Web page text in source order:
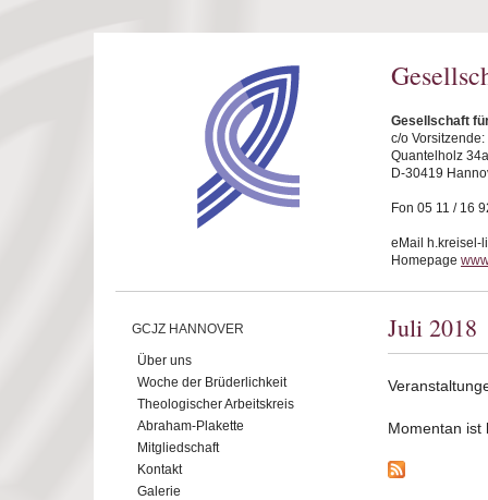
Gesellschaft
c/o
Quantelholz 34a
D-30419
Fon 05 11 / 16
eMail h.kreisel-
Homepage
GCJZ HANNOVER
Über uns
Woche der Brüderlichkeit
Theologischer Arbeitskreis
Abraham-Plakette
Mitgliedschaft
Kontakt
Galerie
Juli 2018
Momentan ist